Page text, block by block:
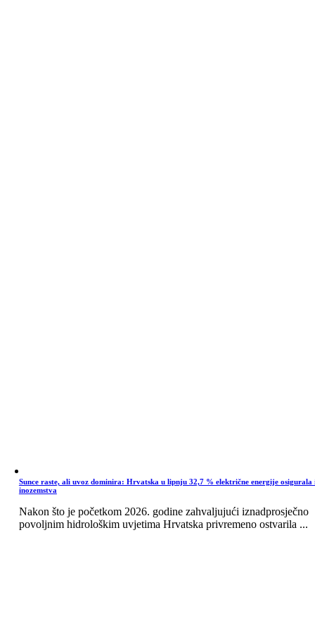
Sunce raste, ali uvoz dominira: Hrvatska u lipnju 32,7 % električne energije osigurala
inozemstva
Nakon što je početkom 2026. godine zahvaljujući iznadprosječno
povoljnim hidrološkim uvjetima Hrvatska privremeno ostvarila ...